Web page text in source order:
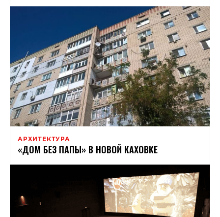
АРХИТЕКТУРА
«ДОМ БЕЗ ПАПЫ» В НОВОЙ КАХОВКЕ